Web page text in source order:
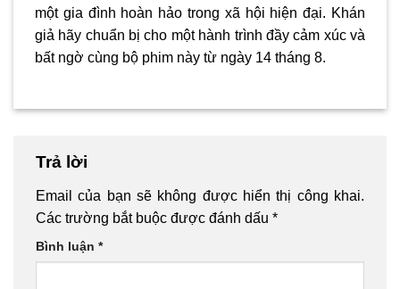
một gia đình hoàn hảo trong xã hội hiện đại. Khán
giả hãy chuẩn bị cho một hành trình đầy cảm xúc và
bất ngờ cùng bộ phim này từ ngày 14 tháng 8.
Trả lời
Email của bạn sẽ không được hiển thị công khai.
Các trường bắt buộc được đánh dấu *
Bình luận *